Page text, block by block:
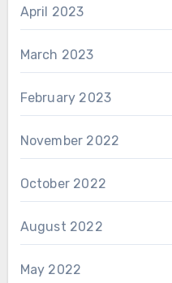
April 2023
March 2023
February 2023
November 2022
October 2022
August 2022
May 2022